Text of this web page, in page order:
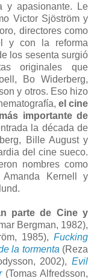
y apasionante. Le
Victor Sjöström y
directores como
y con la reforma
los sesenta surgió
originales que
Bo Widerberg,
y otros. Eso hizo
el cine
importante de
la década de
Bille August y
del cine sueco.
nombres como
Amanda Kernell y
parte de Cine y
Bergman, 1982),
1985), Fucking
la tormenta (Reza
2002),Evil
(Tomas Alfredsson,